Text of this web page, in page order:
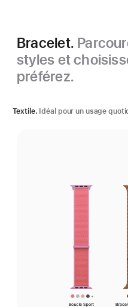
Bracelet.
styles et
préférez.
Textile. Idéal pour un usage